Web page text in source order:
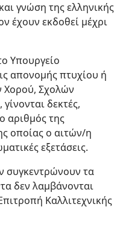
γνώση της ελληνικής
έχουν εκδοθεί μέχρι
Υπουργείο
απονομής πτυχίου ή
Χορού, Σχολών
δεκτές,
αριθμός της
οποίας ο αιτών/η
εξετάσεις.
συγκεντρώνουν τα
δεν λαμβάνονται
Καλλιτεχνικής